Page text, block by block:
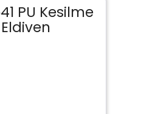
PU Kesilme